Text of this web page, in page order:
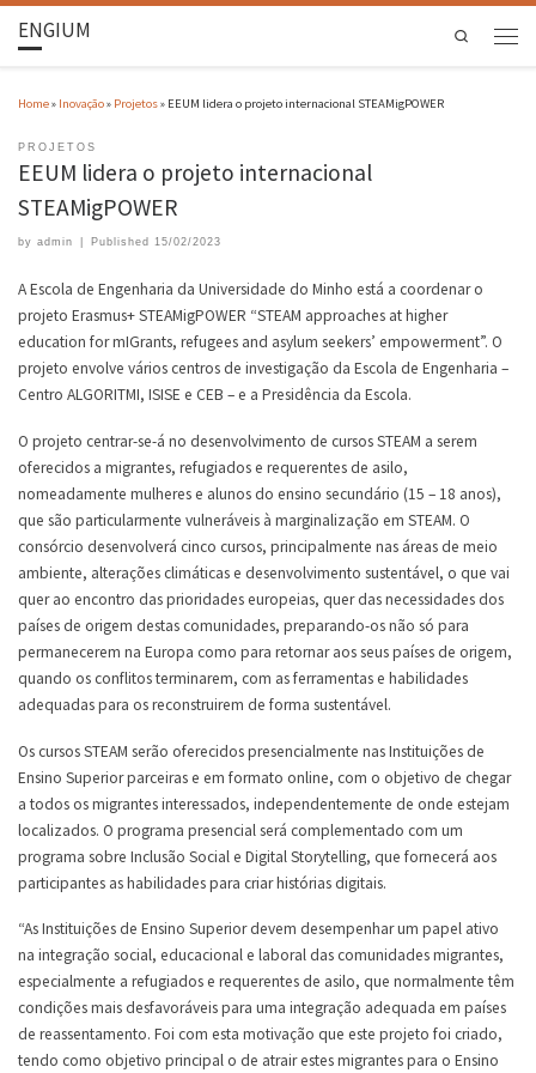
ENGIUM Search
Home» Inovação» Projetos» EEUM lidera o projeto internacional STEAMigPOWER
PROJETOS
EEUM lidera o projeto internacional
STEAMigPOWER
by admin Published 15/02/2023
A Escola de Engenharia da Universidade do Minho está a coordenar o
projeto Erasmus+ STEAMigPOWER “STEAM approaches at higher
education for mIGrants, refugees and asylum seekers’ empowerment”. O
projeto envolve vários centros de investigação da Escola de Engenharia –
Centro ALGORITMI, ISISE e CEB – e a Presidência da Escola.
O projeto centrar-se-á no desenvolvimento de cursos STEAM a serem
oferecidos a migrantes, refugiados e requerentes de asilo,
nomeadamente mulheres e alunos do ensino secundário (15 – 18 anos),
que são particularmente vulneráveis à marginalização em STEAM. O
consórcio desenvolverá cinco cursos, principalmente nas áreas de meio
ambiente, alterações climáticas e desenvolvimento sustentável, o que vai
quer ao encontro das prioridades europeias, quer das necessidades dos
países de origem destas comunidades, preparando-os não só para
permanecerem na Europa como para retornar aos seus países de origem,
quando os conflitos terminarem, com as ferramentas e habilidades
adequadas para os reconstruirem de forma sustentável.
Os cursos STEAM serão oferecidos presencialmente nas Instituições de
Ensino Superior parceiras e em formato online, com o objetivo de chegar
a todos os migrantes interessados, independentemente de onde estejam
localizados. O programa presencial será complementado com um
programa sobre Inclusão Social e Digital Storytelling, que fornecerá aos
participantes as habilidades para criar histórias digitais.
“As Instituições de Ensino Superior devem desempenhar um papel ativo
na integração social, educacional e laboral das comunidades migrantes,
especialmente a refugiados e requerentes de asilo, que normalmente têm
condições mais desfavoráveis para uma integração adequada em países
de reassentamento. Foi com esta motivação que este projeto foi criado,
tendo como objetivo principal o de atrair estes migrantes para o Ensino